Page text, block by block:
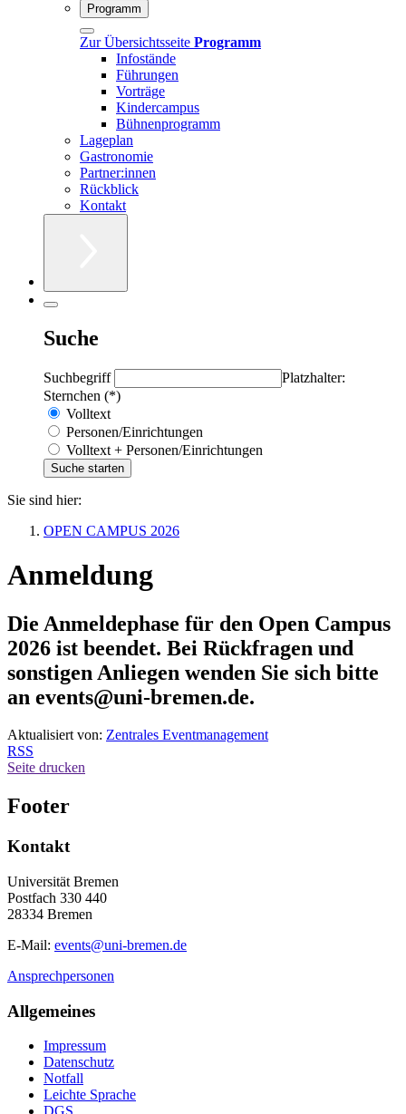
Programm
Zur Übersichtsseite Programm
Infostände
Führungen
Vorträge
Kindercampus
Bühnenprogramm
Lageplan
Gastronomie
Partner:innen
Rückblick
Kontakt
Suche
Suchbegriff
Platzhalter:
Sternchen (*)
Volltext
Personen/Einrichtungen
Volltext + Personen/Einrichtungen
Sie sind hier:
OPEN CAMPUS 2026
Anmeldung
Die Anmeldephase für den Open Campus
2026 ist beendet. Bei Rückfragen und
sonstigen Anliegen wenden Sie sich bitte
an events@uni-bremen.de.
Aktualisiert von: Zentrales Eventmanagement
RSS
Seite drucken
Footer
Kontakt
Universität Bremen
Postfach 330 440
28334 Bremen
E-Mail: events@uni-bremen.de
Ansprechpersonen
Allgemeines
Impressum
Datenschutz
Notfall
Leichte Sprache